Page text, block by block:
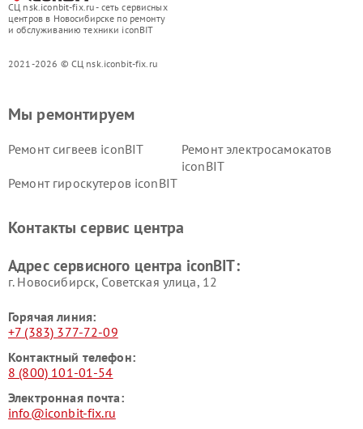
СЦ nsk.iconbit-fix.ru - сеть сервисных
центров в Новосибирске по ремонту
и обслуживанию техники iconBIT
2021-2026 © СЦ nsk.iconbit-fix.ru
Мы ремонтируем
Ремонт сигвеев iconBIT
Ремонт электросамокатов
iconBIT
Ремонт гироскутеров iconBIT
Контакты сервис центра
Адрес сервисного центра iconBIT:
г. Новосибирск, Советская улица, 12
Горячая линия:
+7 (383) 377-72-09
Контактный телефон:
8 (800) 101-01-54
Электронная почта:
info@iconbit-fix.ru